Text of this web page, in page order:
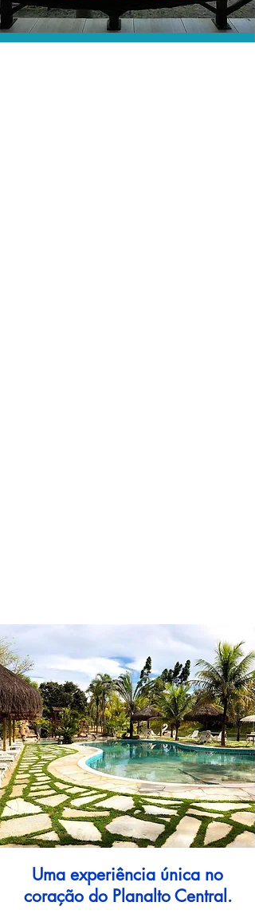
Uma experiência única no
coração do Planalto Central.